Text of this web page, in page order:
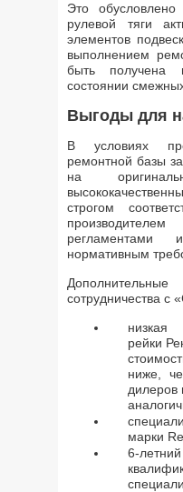
Это
рулевой тяги
элементов
выполнением
быть получена
состоянии
Выгоды для
В условиях
ремонтной базы
на
строгом
регламентами
нормативным
сотрудничества с
рейки
ниже,
дилеров
марки
6-